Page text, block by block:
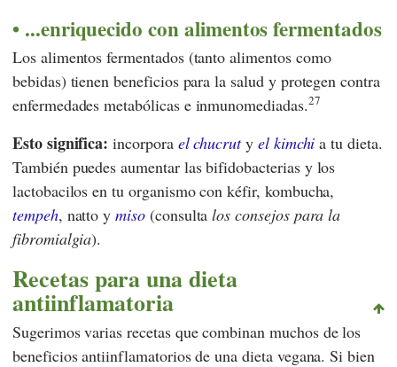
...enriquecido con alimentos fermentados
Los alimentos fermentados (tanto alimentos como
bebidas) tienen beneficios para la salud y protegen contra
enfermedades metabólicas e inmunomediadas.27
Esto significa: incorpora el chucruty el kimchi a tu dieta.
También puedes aumentar las bifidobacterias y los
lactobacilos en tu organismo con kéfir, kombucha,
tempeh, natto ymiso(consultalos consejos para la
fibromialgia).
Recetas para una dieta
antiinflamatoria
Sugerimos varias recetas que combinan muchos de los
beneficios antiinflamatorios de una dieta vegana. Si bien